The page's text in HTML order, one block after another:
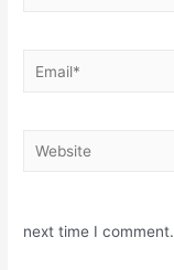
next time I comment.